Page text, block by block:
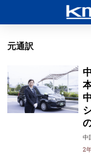
元通訳
中
2